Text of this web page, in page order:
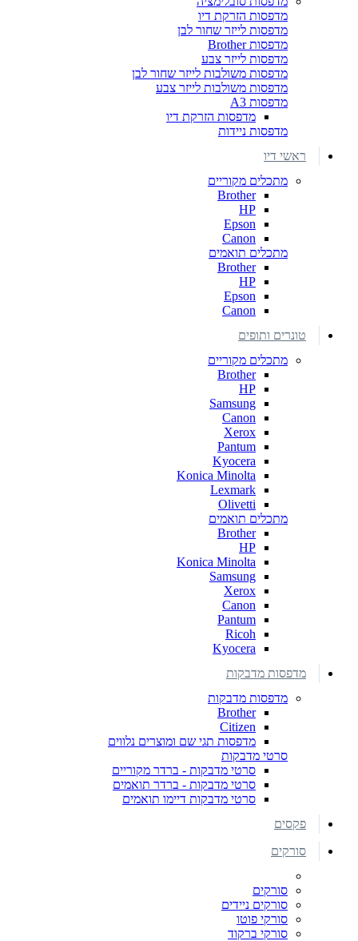
מדפסות הזרקת דיו
מדפסות לייזר שחור לבן
מדפסות Brother
מדפסות לייזר צבע
מדפסות משולבות לייזר שחור לבן
מדפסות משולבות לייזר צבע
מדפסות A3
מדפסות הזרקת דיו
מדפסות ניידות
ראשי דיו
מתכלים מקוריים
Brother
HP
Epson
Canon
מתכלים תואמים
Brother
HP
Epson
Canon
טונרים ותופים
מתכלים מקוריים
Brother
HP
Samsung
Canon
Xerox
Pantum
Kyocera
Konica Minolta
Lexmark
Olivetti
מתכלים תואמים
Brother
HP
Konica Minolta
Samsung
Xerox
Canon
Pantum
Ricoh
Kyocera
מדפסות מדבקות
מדפסות מדבקות
Brother
Citizen
מדפסות תגי שם ומוצרים נלווים
סרטי מדבקות
סרטי מדבקות - ברדר מקוריים
סרטי מדבקות - ברדר תואמים
סרטי מדבקות דיימו תואמים
פקסים
סורקים
סורקים
סורקים ניידים
סורקי פוטו
סורקי ברקוד